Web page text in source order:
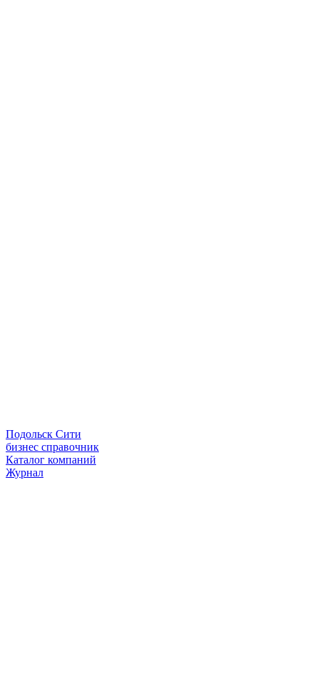
Подольск Сити
бизнес справочник
Каталог компаний
Журнал